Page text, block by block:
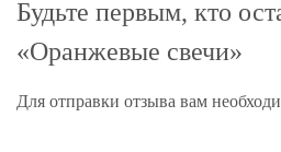
Будьте первым, кто
«Оранжевые свечи»
Для отправки отзыва вам